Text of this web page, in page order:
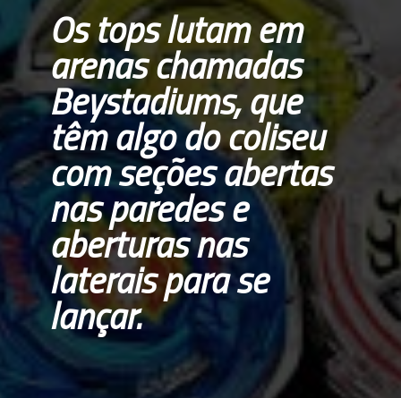
Os tops lutam em
arenas chamadas
Beystadiums, que
têm algo do coliseu
com seções abertas
nas paredes e
aberturas nas
laterais para se
lançar.